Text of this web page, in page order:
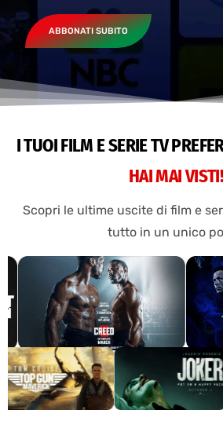
ABBONATI SUBITO
I TUOI FILM E SERIE TV
HAI MAI VISTI!
Scopri le ultime uscite di film e
tutto in un unico